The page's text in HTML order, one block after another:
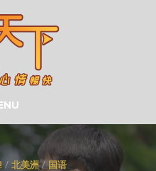
/ 北美洲 / 国语